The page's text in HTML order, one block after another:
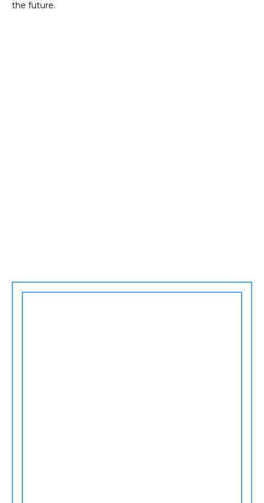
the future.